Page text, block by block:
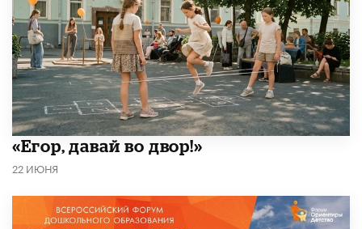
«Егор, давай во двор!»
22 ИЮНЯ